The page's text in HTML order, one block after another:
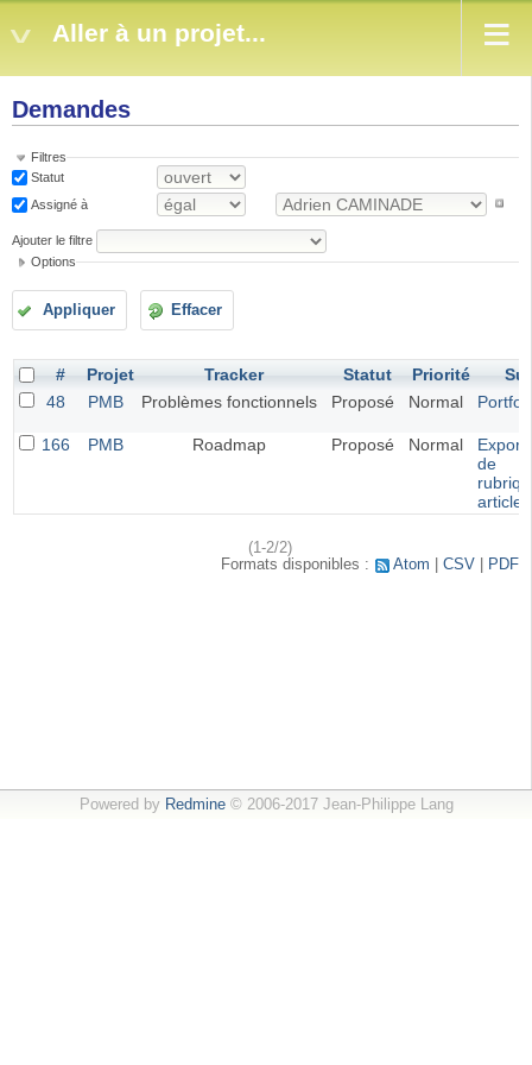
Aller à un projet...
Demandes
Filtres
Statut
Assigné à
Ajouter le filtre
Options
Appliquer Effacer
# Projet Tracker Statut Priorité
48
PMB Problèmes fonctionnels Proposé Normal
166 PMB Roadmap Proposé Normal
de
article
(1-2/2)
Formats disponibles :
Atom CSV PDF
Powered by Redmine© 2006-2017 Jean-Philippe Lang